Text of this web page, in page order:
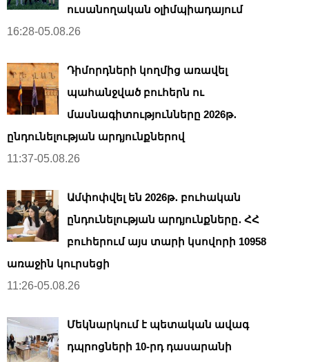
ուսանողական օլիմպիադայում
16:28-05.08.26
Դիմորդների կողմից առավել
պահանջված բուհերն ու
մասնագիտությունները 2026թ․
ընդունելության արդյունքներով
11:37-05.08.26
Ամփոփվել են 2026թ․ բուհական
ընդունելության արդյունքները․ ՀՀ
բուհերում այս տարի կսովորի 10958
առաջին կուրսեցի
11:26-05.08.26
Մեկնարկում է պետական ավագ
դպրոցների 10-րդ դասարանի